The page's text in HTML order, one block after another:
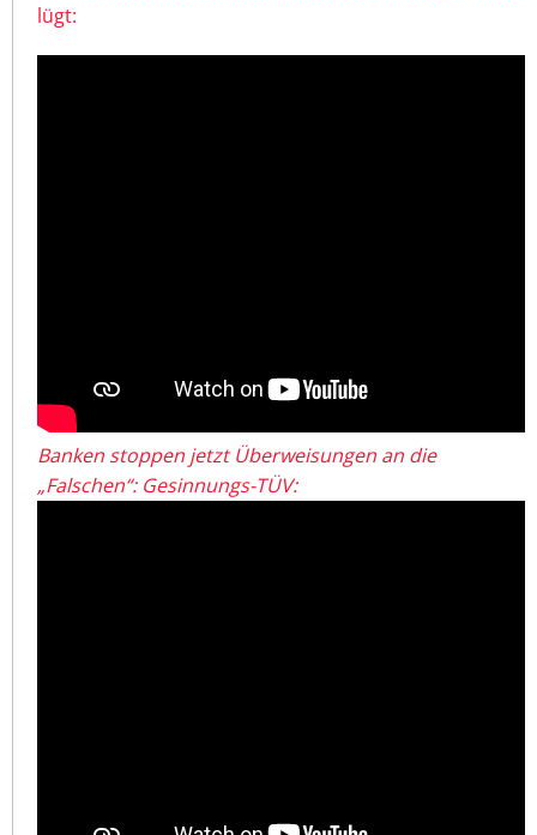
lügt:
Banken stoppen jetzt Überweisungen an die
„Falschen“: Gesinnungs-TÜV: